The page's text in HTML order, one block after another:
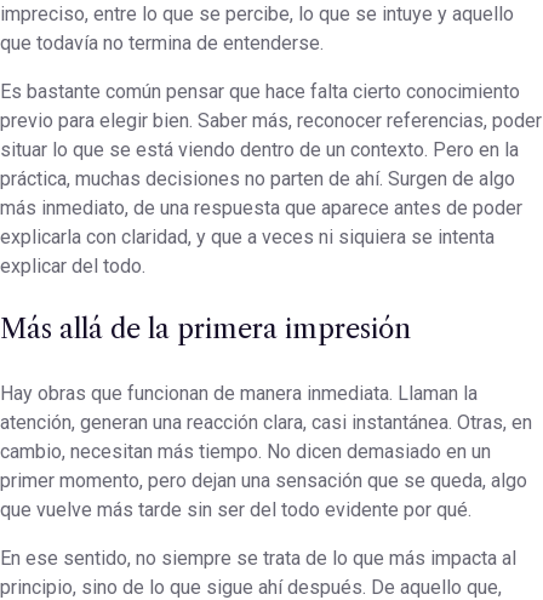
impreciso, entre lo que se percibe, lo que se intuye y aquello
que todavía no termina de entenderse.
Es bastante común pensar que hace falta cierto conocimiento
previo para elegir bien. Saber más, reconocer referencias, poder
situar lo que se está viendo dentro de un contexto. Pero en la
práctica, muchas decisiones no parten de ahí. Surgen de algo
más inmediato, de una respuesta que aparece antes de poder
explicarla con claridad, y que a veces ni siquiera se intenta
explicar del todo.
Más allá de la primera impresión
Hay obras que funcionan de manera inmediata. Llaman la
atención, generan una reacción clara, casi instantánea. Otras, en
cambio, necesitan más tiempo. No dicen demasiado en un
primer momento, pero dejan una sensación que se queda, algo
que vuelve más tarde sin ser del todo evidente por qué.
En ese sentido, no siempre se trata de lo que más impacta al
principio, sino de lo que sigue ahí después. De aquello que,